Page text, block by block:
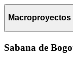
Sabana de